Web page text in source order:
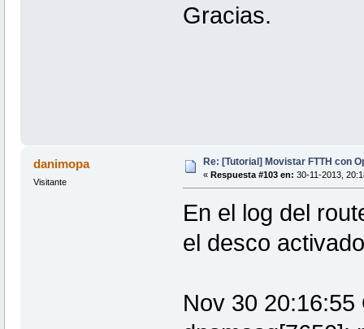
Gracias.
danimopa
Visitante
Re: [Tutorial] Movistar FTTH con
« Respuesta #103 en: 30-11-2013,
En el log del
el desco
Nov 30